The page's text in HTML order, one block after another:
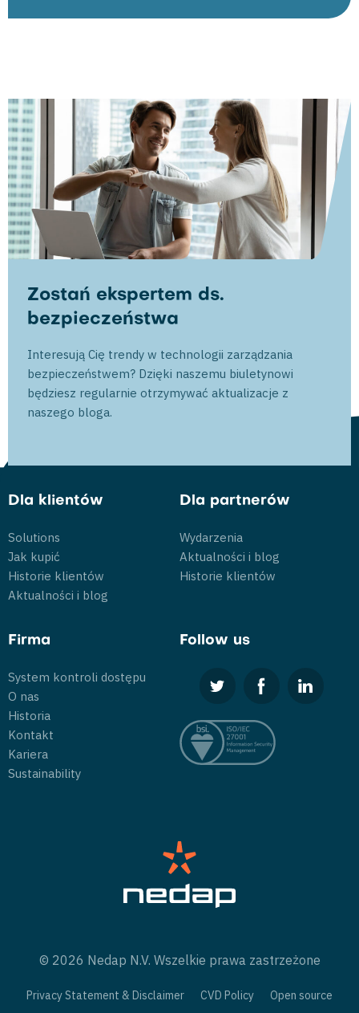
Zostań ekspertem ds.
bezpieczeństwa
Interesują Cię trendy w technologii zarządzania
bezpieczeństwem? Dzięki naszemu biuletynowi
będziesz regularnie otrzymywać aktualizacje z
naszego bloga.
Dla klientów
Solutions
Jak kupić
Historie klientów
Aktualności i blog
Dla partnerów
Wydarzenia
Aktualności i blog
Historie klientów
Firma
System kontroli dostępu
O nas
Historia
Kontakt
Kariera
Sustainability
Follow us
© 2026 Nedap N.V. Wszelkie prawa zastrzeżone
Privacy Statement & Disclaimer CVD Policy Open source